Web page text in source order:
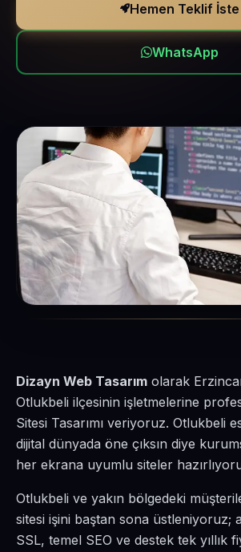
Hemen Teklif İste
WhatsApp
Dizayn Web Tasarım olarak
Otlukbeli ilçesinin işletmelerine
Sitesi Tasarımı veriyoruz. Otlukbeli
dijital dünyada öne çıksın diye
her ekrana uyumlu siteler
Otlukbeli ve yakın bölgedeki
sitesi işini baştan sona üstleniyoruz;
SSL, temel SEO ve destek tek yıllık